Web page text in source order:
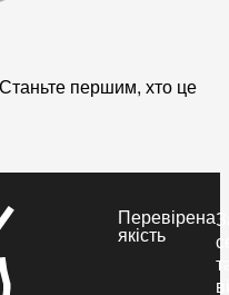
першим, хто це
Перевірена
якість